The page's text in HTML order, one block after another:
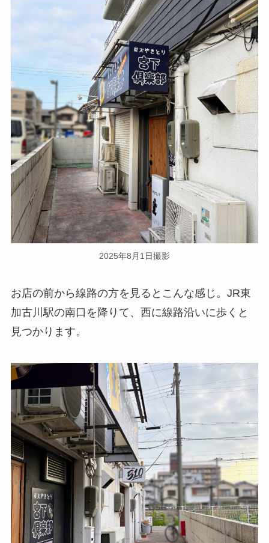
2025年8月1日撮影
お店の前から線路の方を見るとこんな感じ。JR東
加古川駅の南口を降りて、西に線路沿いに歩くと
見つかります。